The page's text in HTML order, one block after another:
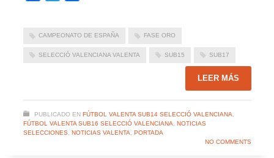
CAMPEONATO DE ESPAÑA FASE ORO
SELECCIÓ VALENCIANA VALENTA SUB15 SUB17
LEER MÁS
PUBLICADO EN FÚTBOL VALENTA SUB14 SELECCIÓ VALENCIANA
FÚTBOL VALENTA SUB16 SELECCIÓ VALENCIANA
NOTICIAS
SELECCIONES, NOTICIAS VALENTA
PORTADA
NO COMMENTS